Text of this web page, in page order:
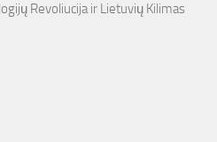
Revoliucija ir Lietuvių Kilimas